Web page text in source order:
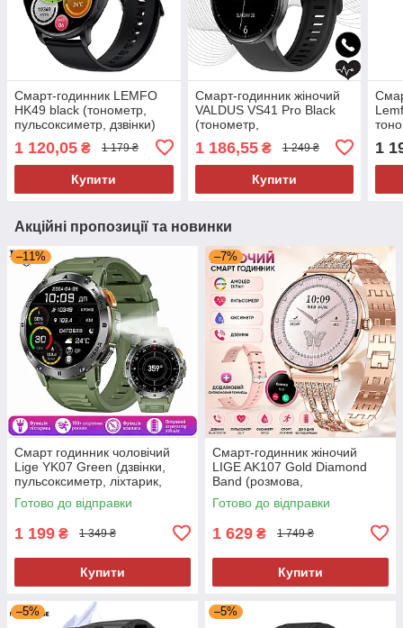
Смарт-годинник LEMFO
HK49 black (тонометр,
пульсоксиметр, дзвінки)
1 120,05 ₴ 1 179 ₴
Купити
Смарт-годинник жіночий
VALDUS VS41 Pro Black
(тонометр,
пульсоксиметр, дзвінки)
Amoled екран
1 186,55₴ 1 249 ₴
Купити
1
Акційні пропозиції та новинки
–11%
Смарт годинник чоловічий
Lige YK07 Green (дзвінки,
пульсоксиметр, ліхтарик,
компас)
Готово до відправки
1 199 ₴ 1 349 ₴
Купити
–7%
Смарт-годинник жіночий
LIGE AK107 Gold Diamond
Band (розмова,
пульсоксиметр) 2 ремінці
Готово до відправки
1 629 ₴ 1 749 ₴
Купити
–5% –5%